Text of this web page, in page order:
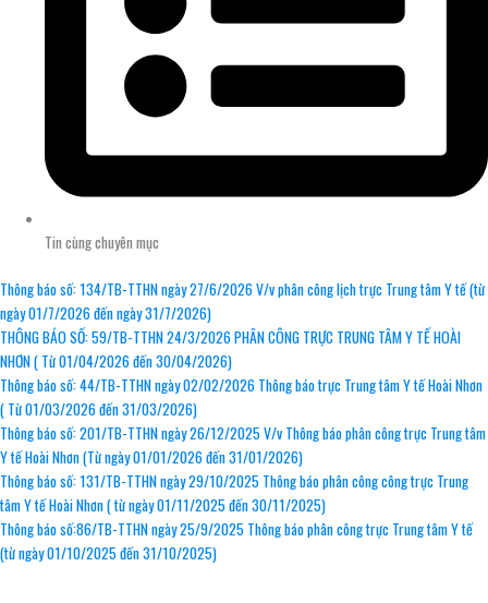
Tin cùng chuyên mục
Thông báo số: 134/TB-TTHN ngày 27/6/2026 V/v phân công lịch trực Trung tâm Y tế (từ
ngày 01/7/2026 đến ngày 31/7/2026)
THÔNG BÁO SỐ: 59/TB-TTHN 24/3/2026 PHÂN CÔNG TRỰC TRUNG TÂM Y TẾ HOÀI
NHƠN ( Từ 01/04/2026 đến 30/04/2026)
Thông báo số: 44/TB-TTHN ngày 02/02/2026 Thông báo trực Trung tâm Y tế Hoài Nhơn
( Từ 01/03/2026 đến 31/03/2026)
Thông báo số: 201/TB-TTHN ngày 26/12/2025 V/v Thông báo phân công trực Trung tâm
Y tế Hoài Nhơn (Từ ngày 01/01/2026 đến 31/01/2026)
Thông báo số: 131/TB-TTHN ngày 29/10/2025 Thông báo phân công công trực Trung
tâm Y tế Hoài Nhơn ( từ ngày 01/11/2025 đến 30/11/2025)
Thông báo số:86/TB-TTHN ngày 25/9/2025 Thông báo phân công trực Trung tâm Y tế
(từ ngày 01/10/2025 đến 31/10/2025)